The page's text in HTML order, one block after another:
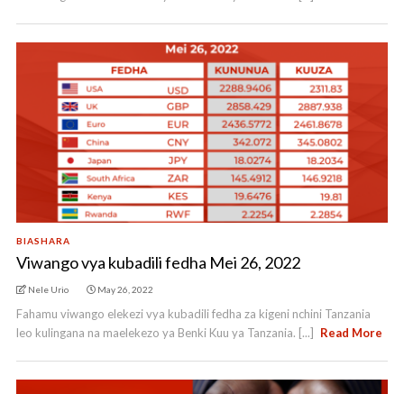
BIASHARA
Viwango vya kubadili fedha Mei 26, 2022
Nele Urio May 26, 2022
Fahamu viwango elekezi vya kubadili fedha za kigeni nchini Tanzania
leo kulingana na maelekezo ya Benki Kuu ya Tanzania. [...]
Read More